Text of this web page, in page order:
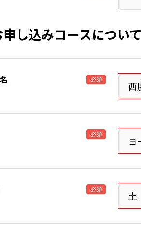
申し込みコースについて
必須
必須
必須